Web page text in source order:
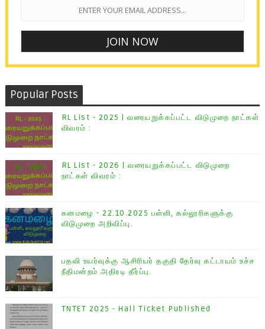
Popular Posts
RL List - 2025 | வரையறுக்கப்பட்ட விடுமுறை நாட்கள்
விவரம் :
RL List - 2026 | வரையறுக்கப்பட்ட விடுமுறை
நாட்கள் விவரம் :
கனமழை - 22.10.2025 பள்ளி, கல்லூரிகளுக்கு
விடுமுறை அறிவிப்பு.
பதவி உயர்வுக்கு ஆசிரியர் தகுதி தேர்வு கட்டாயம் உச்ச
நீதிமன்றம் அதிரடி தீர்ப்பு.
TNTET 2025 - Hall Ticket Published